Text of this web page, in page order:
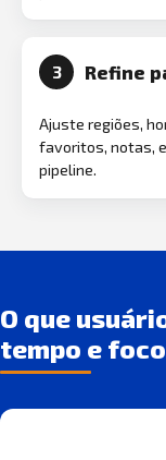
3 Refine
Ajuste regiões,
favoritos, notas,
pipeline.
O que
tempo e foco